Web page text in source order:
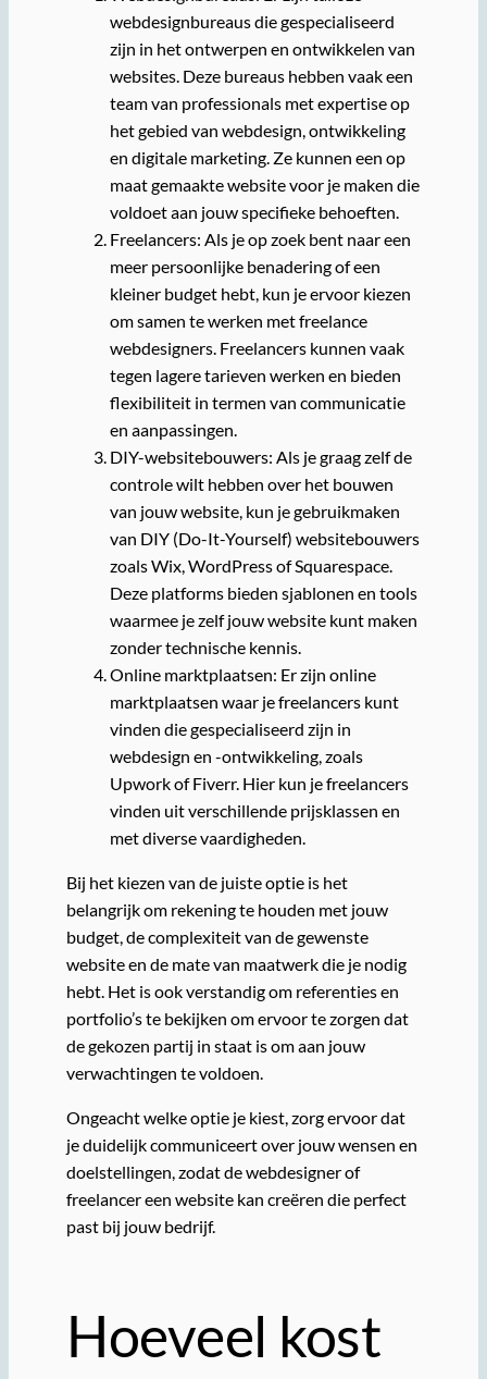
webdesignbureaus die gespecialiseerd
zijn in het ontwerpen en ontwikkelen van
websites. Deze bureaus hebben vaak een
team van professionals met expertise op
het gebied van webdesign, ontwikkeling
en digitale marketing. Ze kunnen een op
maat gemaakte website voor je maken die
voldoet aan jouw specifieke behoeften.
Freelancers: Als je op zoek bent naar een
meer persoonlijke benadering of een
kleiner budget hebt, kun je ervoor kiezen
om samen te werken met freelance
webdesigners. Freelancers kunnen vaak
tegen lagere tarieven werken en bieden
flexibiliteit in termen van communicatie
en aanpassingen.
DIY-websitebouwers: Als je graag zelf de
controle wilt hebben over het bouwen
van jouw website, kun je gebruikmaken
van DIY (Do-It-Yourself) websitebouwers
zoals Wix, WordPress of Squarespace.
Deze platforms bieden sjablonen en tools
waarmee je zelf jouw website kunt maken
zonder technische kennis.
Online marktplaatsen: Er zijn online
marktplaatsen waar je freelancers kunt
vinden die gespecialiseerd zijn in
webdesign en -ontwikkeling, zoals
Upwork of Fiverr. Hier kun je freelancers
vinden uit verschillende prijsklassen en
met diverse vaardigheden.
Bij het kiezen van de juiste optie is het
belangrijk om rekening te houden met jouw
budget, de complexiteit van de gewenste
website en de mate van maatwerk die je nodig
hebt. Het is ook verstandig om referenties en
portfolio’s te bekijken om ervoor te zorgen dat
de gekozen partij in staat is om aan jouw
verwachtingen te voldoen.
Ongeacht welke optie je kiest, zorg ervoor dat
je duidelijk communiceert over jouw wensen en
doelstellingen, zodat de webdesigner of
freelancer een website kan creëren die perfect
past bij jouw bedrijf.
Hoeveel kost